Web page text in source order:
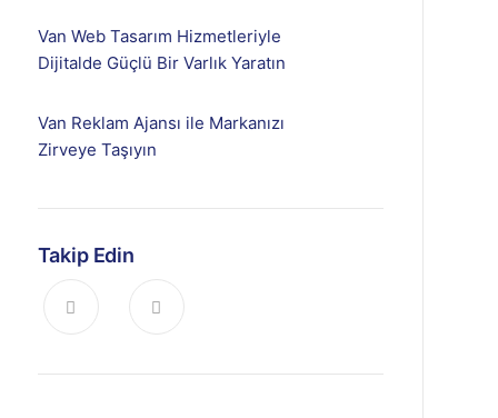
Van Web Tasarım Hizmetleriyle
Dijitalde Güçlü Bir Varlık Yaratın
Van Reklam Ajansı ile Markanızı
Zirveye Taşıyın
Takip Edin